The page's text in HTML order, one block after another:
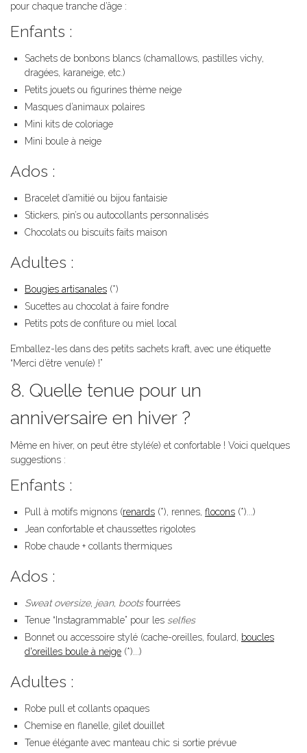
pour chaque tranche d’âge :
Enfants :
Sachets de bonbons blancs (chamallows, pastilles vichy,
dragées, karaneige, etc.)
Petits jouets ou figurines thème neige
Masques d’animaux polaires
Mini kits de coloriage
Mini boule à neige
Ados :
Bracelet d’amitié ou bijou fantaisie
Stickers, pin’s ou autocollants personnalisés
Chocolats ou biscuits faits maison
Adultes :
Bougies artisanales (*)
Sucettes au chocolat à faire fondre
Petits pots de confiture ou miel local
Emballez-les dans des petits sachets kraft, avec une étiquette
“Merci d’être venu(e) !”
8. Quelle tenue pour un
anniversaire en hiver ?
Même en hiver, on peut être stylé(e) et confortable ! Voici quelques
suggestions :
Enfants :
Pull à motifs mignons (renards (*), rennes, flocons (*)...)
Jean confortable et chaussettes rigolotes
Robe chaude + collants thermiques
Ados :
Sweat oversize, jean, bootsfourrées
Tenue “Instagrammable” pour les selfies
Bonnet ou accessoire stylé (cache-oreilles, foulard, boucles
d'oreilles boule à neige (*)...)
Adultes :
Robe pull et collants opaques
Chemise en flanelle, gilet douillet
Tenue élégante avec manteau chic si sortie prévue